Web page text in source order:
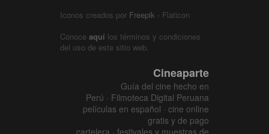
Iconos creados por Freepik - Flaticon
Conoce aquí los términos y condiciones
del uso de este sitio web.
Cineaparte
Guía del cine hecho en
Perú · Filmoteca Digital Peruana
películas en español · cine online
gratis y de pago